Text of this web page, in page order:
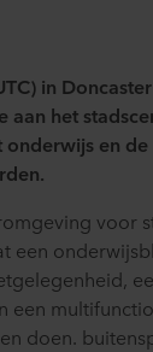
in
aan het
en
voor
een
een
doen.